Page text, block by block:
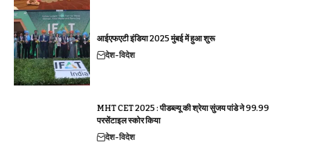
आईएफएटी इंडिया 2025 मुंबई में हुआ शुरू
देश-विदेश
MHT CET 2025 : पीडब्ल्यू की श्रेया सुंजय पांडे ने 99.99
परसेंटाइल स्कोर किया
देश-विदेश